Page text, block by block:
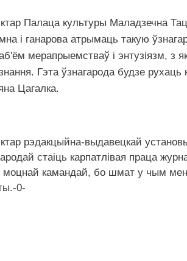
Палаца культуры Маладзечна
і ганарова атрымаць такую
мерапрыемстваў і энтузіязм, з
Гэта ўзнагарода будзе рухаць
Цагалка.
рэдакцыйна-выдавецкай
стаіць карпатлівая праца
камандай, бо шмат у чым
0-